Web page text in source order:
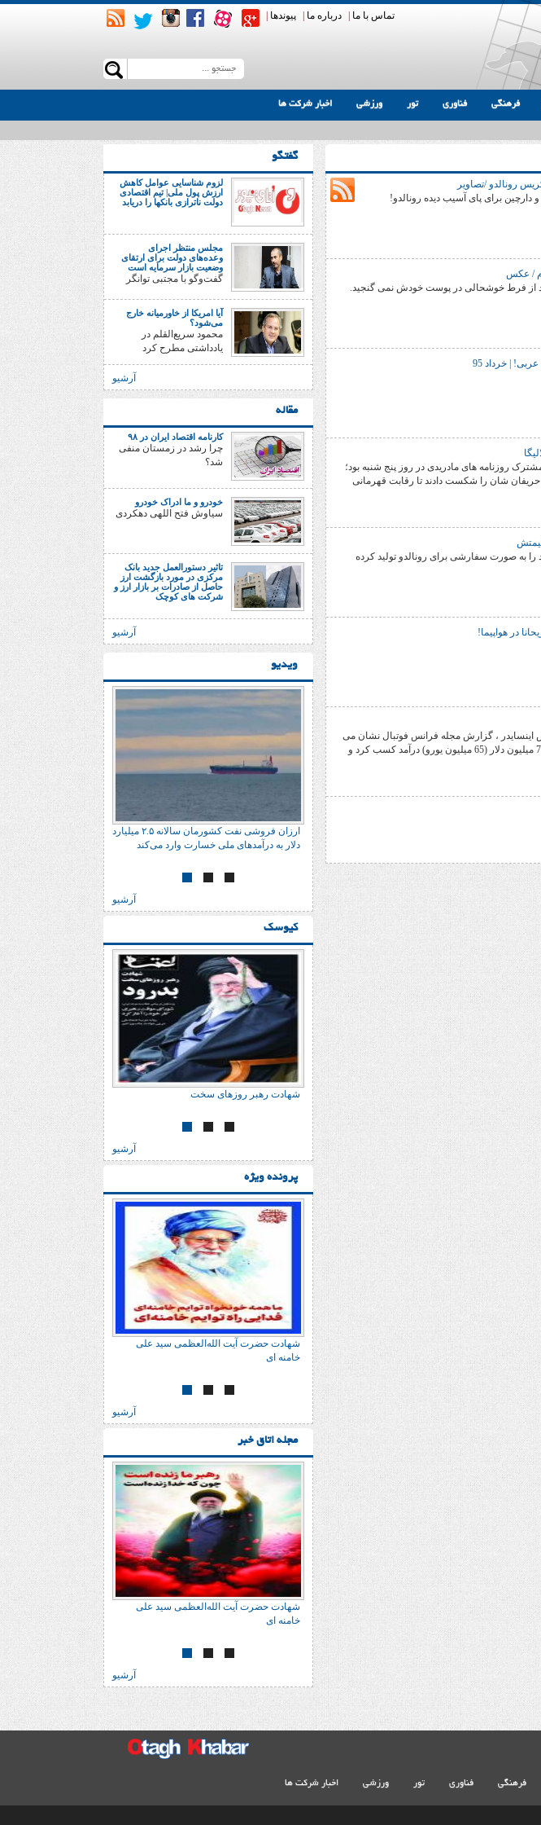
تماس با ما درباره ما پیوندها
فرهنگی فناوری تور ورزشی اخبار شرکت ها
رونالدو /تصاویر
دارچین برای پای آسیب‌ دیده رونالدو!
/ عکس
از فرط خوشحالی در پوست خودش نمی گنجید.
| خرداد 95
روزنامه های مادریدی در روز پنج شنبه بود؛
شان را شکست دادند تا رقابت قهرمانی
به صورت سفارشی برای رونالدو تولید کرده
در هواپیما!
اینسایدر ، گزارش مجله فرانس فوتبال نشان می
دهد لیونل مسی در سال 2014 ، 71 میلیون دلار (65 میلیون یورو) درآمد کسب کرد و
گفتگو
لزوم شناسایی عوامل کاهش
ارزش پول ملی| تیم اقتصادی
دولت ناترازی بانکها را دریابد
مجلس منتظر اجرای
وعده‌های دولت برای ارتقای
وضعیت بازار سرمایه است
گفت‌وگو با مجتبی توانگر
آیا امریکا از خاورمیانه خارج
می‌شود؟
محمود سریع‌القلم در
یادداشتی مطرح کرد
آرشیو
مقاله
کارنامه اقتصاد ایران در ۹۸
چرا رشد در زمستان منفی
شد؟
خودرو و ما ادراک خودرو
سیاوش فتح اللهی دهکردی
تاثیر دستورالعمل جدید بانک
مرکزی در مورد بازگشت ارز
حاصل از صادرات بر بازار ارز و
شرکت های کوچک
آرشیو
ویدیو
ارزان فروشی نفت کشورمان سالانه ٢.۵ میلیارد
دلار به درآمدهای ملی خسارت وارد می‌کند
آرشیو
کیوسک
شهادت رهبر روزهای سخت
آرشیو
پرونده ویژه
شهادت حضرت آیت الله‌العظمی سید علی
خامنه ای
خامنه ای
آرشیو
مجله اتاق خبر
شهادت حضرت آیت الله‌العظمی سید علی
خامنه ای
شهادت حضرت آیت الله‌العظمی سید علی
آرشیو
فرهنگی فناوری تور ورزشی اخبار شرکت ها